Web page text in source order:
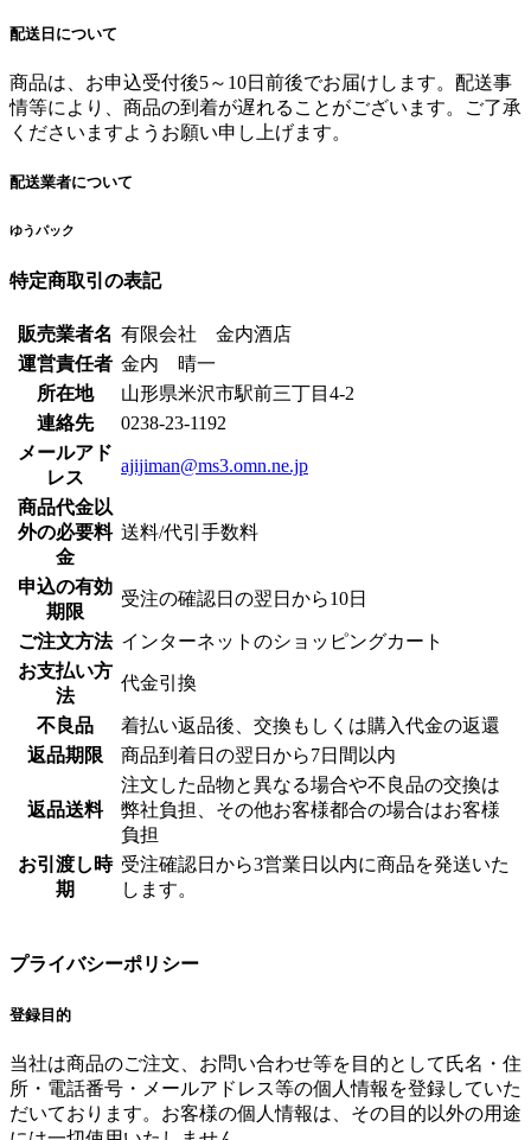
配送日について
商品は、お申込受付後5～10日前後でお届けします。配送事
情等により、商品の到着が遅れることがございます。ご了承
くださいますようお願い申し上げます。
配送業者について
ゆうパック
特定商取引の表記
販売業者名 有限会社 金内酒店
運営責任者 金内 晴一
所在地
山形県米沢市駅前三丁目4-2
連絡先
0238-23-1192
メールアド
レス
ajijiman@ms3.omn.ne.jp
商品代金以
外の必要料
金
送料/代引手数料
申込の有効
期限
受注の確認日の翌日から10日
ご注文方法 インターネットのショッピングカート
お支払い方
法
代金引換
不良品
着払い返品後、交換もしくは購入代金の返還
返品期限
商品到着日の翌日から7日間以内
返品送料
注文した品物と異なる場合や不良品の交換は
弊社負担、その他お客様都合の場合はお客様
負担
お引渡し時
期
受注確認日から3営業日以内に商品を発送いた
します。
プライバシーポリシー
登録目的
当社は商品のご注文、お問い合わせ等を目的として氏名・住
所・電話番号・メールアドレス等の個人情報を登録していた
だいております。お客様の個人情報は、その目的以外の用途